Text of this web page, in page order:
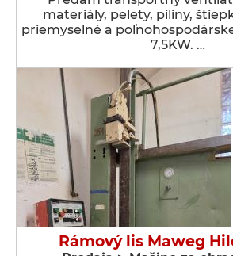
materiály, pelety, piliny,
priemyselné a
7,5KW. …
Rámový lis Maweg